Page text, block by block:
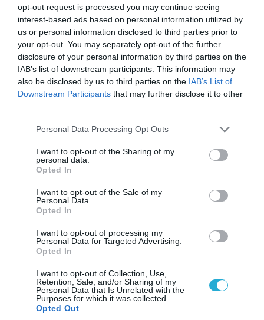
opt-out request is processed you may continue seeing
interest-based ads based on personal information utilized by
us or personal information disclosed to third parties prior to
your opt-out. You may separately opt-out of the further
disclosure of your personal information by third parties on the
IAB’s list of downstream participants. This information may
also be disclosed by us to third parties on the IAB’s List of
Downstream Participants that may further disclose it to other
Please note that this website/app uses one or more Google
not limited to your visit or usage behaviour. You may click to
grant or deny consent to Google and its third-party tags to
use your data for below specified purposes in below Google
consent section.
Personal Data Processing Opt Outs
I want to opt-out of the Sharing of my
personal data.
Opted In
I want to opt-out of the Sale of my
Personal Data.
Opted In
I want to opt-out of processing my
Personal Data for Targeted Advertising.
Opted In
I want to opt-out of Collection, Use,
Retention, Sale, and/or Sharing of my
Personal Data that Is Unrelated with the
Purposes for which it was collected.
Opted Out
07.08.2026 | 00:02
Τουρκικά οπλισμένα F-16 «συνεπλάκησαν» με